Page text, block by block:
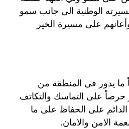
مسيرته الوطنية الى جانب سمو
على مسيرة الخير
ما يدور في المنطقة من
حرصاً على التماسك والتكاتف
الدائم على الحفاظ على ما
الامن والامان.